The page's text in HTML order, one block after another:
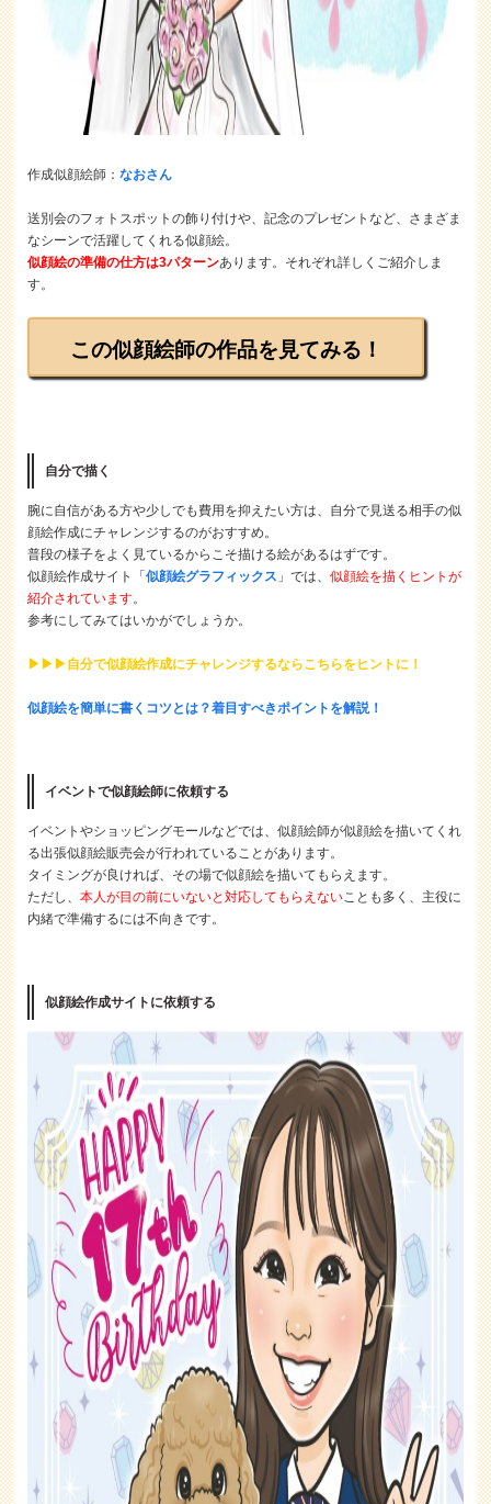
作成似顔絵師：なおさん
送別会のフォトスポットの飾り付けや、記念のプレゼントなど、さまざま
なシーンで活躍してくれる似顔絵。
似顔絵の準備の仕方は3パターンあります。それぞれ詳しくご紹介しま
す。
この似顔絵師の作品を見てみる！
自分で描く
腕に自信がある方や少しでも費用を抑えたい方は、自分で見送る相手の似
顔絵作成にチャレンジするのがおすすめ。
普段の様子をよく見ているからこそ描ける絵があるはずです。
似顔絵作成サイト「似顔絵グラフィックス 」では、似顔絵を描くヒントが
紹介されています。
参考にしてみてはいかがでしょうか。
▶▶▶自分で似顔絵作成にチャレンジするならこちらをヒントに！
似顔絵を簡単に書くコツとは？着目すべきポイントを解説！
イベントで似顔絵師に依頼する
イベントやショッピングモールなどでは、似顔絵師が似顔絵を描いてくれ
る出張似顔絵販売会が行われていることがあります。
タイミングが良ければ、その場で似顔絵を描いてもらえます。
ただし、本人が目の前にいないと対応してもらえないことも多く、主役に
内緒で準備するには不向きです。
似顔絵作成サイトに依頼する